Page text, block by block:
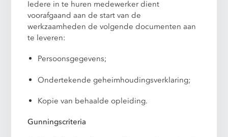
Iedere in te huren medewerker dient
voorafgaand aan de start van de
werkzaamheden de volgende documenten aan
te leveren:
Persoonsgegevens;
Ondertekende geheimhoudingsverklaring;
Kopie van behaalde opleiding.
Gunningscriteria